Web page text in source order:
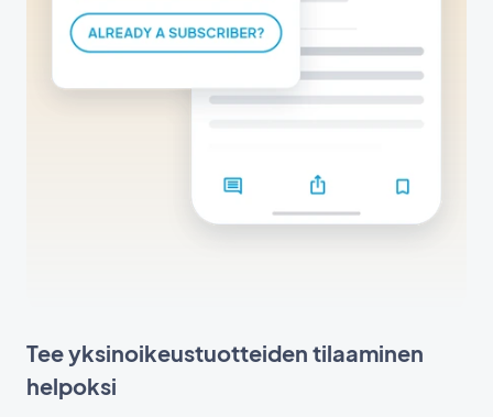
Tee yksinoikeustuotteiden tilaaminen
helpoksi